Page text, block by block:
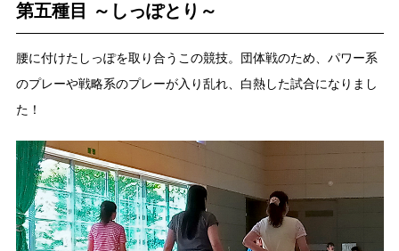
第五種目 ～しっぽとり～
腰に付けたしっぽを取り合うこの競技。団体戦のため、パワー系
のプレーや戦略系のプレーが入り乱れ、白熱した試合になりまし
た！